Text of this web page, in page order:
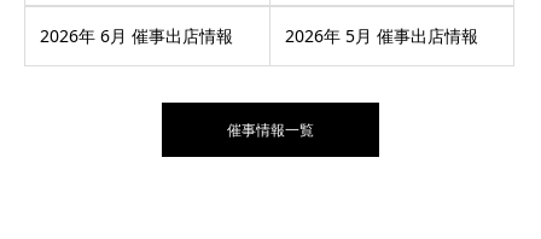
2026年 6月 催事出店情報 2026年 5月 催事出店情報
催事情報一覧